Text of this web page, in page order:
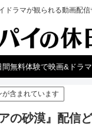
ドラマが観られる動画配
無料体験で映画&ドラ
含まれています
の砂漠』配信